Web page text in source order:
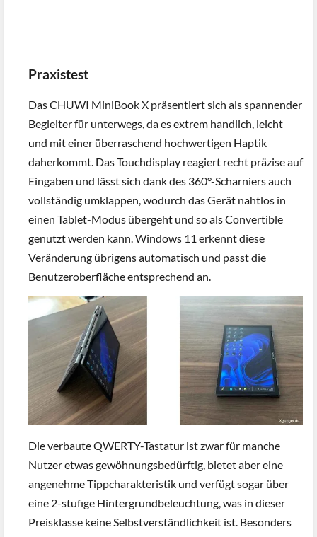
Praxistest
Das CHUWI MiniBook X präsentiert sich als spannender
Begleiter für unterwegs, da es extrem handlich, leicht
und mit einer überraschend hochwertigen Haptik
daherkommt. Das Touchdisplay reagiert recht präzise auf
Eingaben und lässt sich dank des 360°-Scharniers auch
vollständig umklappen, wodurch das Gerät nahtlos in
einen Tablet-Modus übergeht und so als Convertible
genutzt werden kann. Windows 11 erkennt diese
Veränderung übrigens automatisch und passt die
Benutzeroberfläche entsprechend an.
Die verbaute QWERTY-Tastatur ist zwar für manche
Nutzer etwas gewöhnungsbedürftig, bietet aber eine
angenehme Tippcharakteristik und verfügt sogar über
eine 2-stufige Hintergrundbeleuchtung, was in dieser
Preisklasse keine Selbstverständlichkeit ist. Besonders